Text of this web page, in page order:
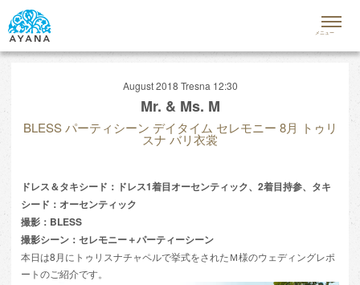
メニュー
キャンペーン＆プラン
WEDDING VENUES
挙式会場一覧
OPTIONAL ITEMS
SCHEDULE&FAQ
スケジュール＆よくある質問
挙式レポート
August 2018 Tresna 12:30
Mr. & Ms. M
BLESS パーティシーン デイタイム セレモニー 8月 トゥリ
スナ バリ衣裳
ドレス＆タキシード：ドレス1着目オーセンティック、2着目持参、タキ
シード：オーセンティック
撮影：BLESS
撮影シーン：セレモニー＋パーティーシーン
本日は8月にトゥリスナチャペルで挙式をされたＭ様のウェディングレポ
ートのご紹介です。